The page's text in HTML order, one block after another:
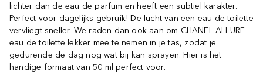
lichter dan de eau de parfum en heeft een subtiel karakter.
Perfect voor dagelijks gebruik! De lucht van een eau de toilette
vervliegt sneller. We raden dan ook aan om CHANEL ALLURE
eau de toilette lekker mee te nemen in je tas, zodat je
gedurende de dag nog wat bij kan sprayen. Hier is het
handige formaat van 50 ml perfect voor.